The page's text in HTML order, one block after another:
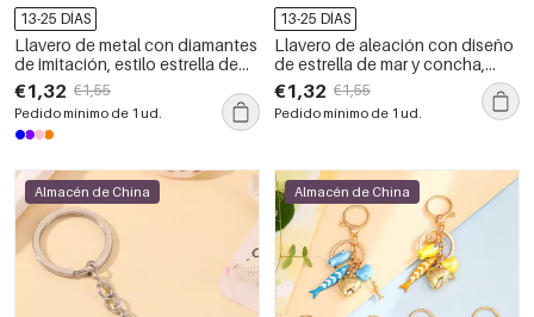
13-25 DÍAS
Llavero de metal con diamantes
de imitación, estilo estrella de
mar, color sólido natural, de la
serie Luxurious Series, de la
serie Luxury Series.
€1,32 €1,55
Pedido mínimo de 1 ud.
13-25 DÍAS
Llavero de aleación con diseño
de estrella de mar y concha,
estilo casual oceánico, de la
serie Simple.
€1,32 €1,55
Pedido mínimo de 1 ud.
Almacén de China Almacén de China